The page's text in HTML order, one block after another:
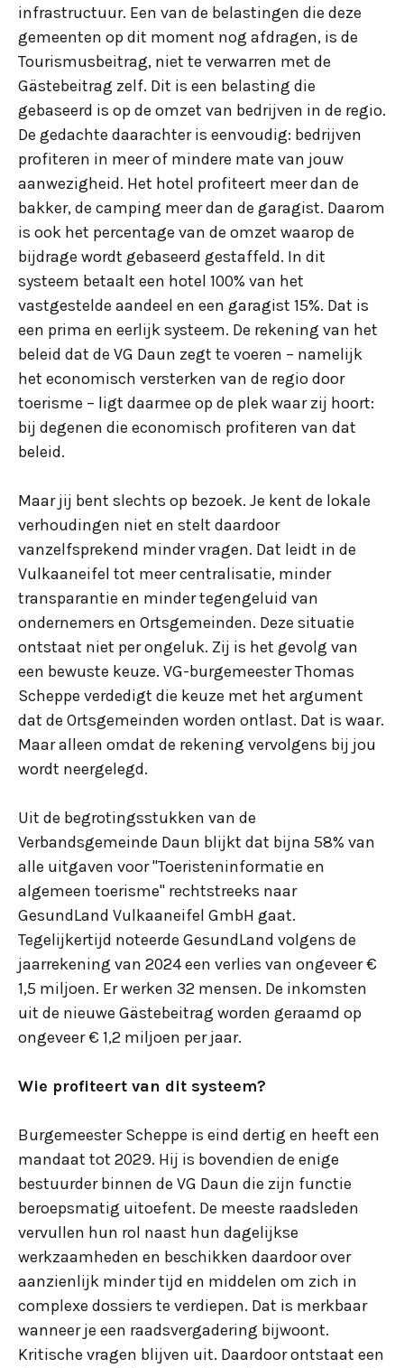
infrastructuur. Een van de belastingen die deze
gemeenten op dit moment nog afdragen, is de
Tourismusbeitrag, niet te verwarren met de
Gästebeitrag zelf. Dit is een belasting die
gebaseerd is op de omzet van bedrijven in de regio.
De gedachte daarachter is eenvoudig: bedrijven
profiteren in meer of mindere mate van jouw
aanwezigheid. Het hotel profiteert meer dan de
bakker, de camping meer dan de garagist. Daarom
is ook het percentage van de omzet waarop de
bijdrage wordt gebaseerd gestaffeld. In dit
systeem betaalt een hotel 100% van het
vastgestelde aandeel en een garagist 15%. Dat is
een prima en eerlijk systeem. De rekening van het
beleid dat de VG Daun zegt te voeren – namelijk
het economisch versterken van de regio door
toerisme – ligt daarmee op de plek waar zij hoort:
bij degenen die economisch profiteren van dat
beleid.
Maar jij bent slechts op bezoek. Je kent de lokale
verhoudingen niet en stelt daardoor
vanzelfsprekend minder vragen. Dat leidt in de
Vulkaaneifel tot meer centralisatie, minder
transparantie en minder tegengeluid van
ondernemers en Ortsgemeinden. Deze situatie
ontstaat niet per ongeluk. Zij is het gevolg van
een bewuste keuze. VG-burgemeester Thomas
Scheppe verdedigt die keuze met het argument
dat de Ortsgemeinden worden ontlast. Dat is waar.
Maar alleen omdat de rekening vervolgens bij jou
wordt neergelegd.
Uit de begrotingsstukken van de
Verbandsgemeinde Daun blijkt dat bijna 58% van
alle uitgaven voor "Toeristeninformatie en
algemeen toerisme" rechtstreeks naar
GesundLand Vulkaaneifel GmbH gaat.
Tegelijkertijd noteerde GesundLand volgens de
jaarrekening van 2024 een verlies van ongeveer €
1,5 miljoen. Er werken 32 mensen. De inkomsten
uit de nieuwe Gästebeitrag worden geraamd op
ongeveer € 1,2 miljoen per jaar.
Wie profiteert van dit systeem?
Burgemeester Scheppe is eind dertig en heeft een
mandaat tot 2029. Hij is bovendien de enige
bestuurder binnen de VG Daun die zijn functie
beroepsmatig uitoefent. De meeste raadsleden
vervullen hun rol naast hun dagelijkse
werkzaamheden en beschikken daardoor over
aanzienlijk minder tijd en middelen om zich in
complexe dossiers te verdiepen. Dat is merkbaar
wanneer je een raadsvergadering bijwoont.
Kritische vragen blijven uit. Daardoor ontstaat een